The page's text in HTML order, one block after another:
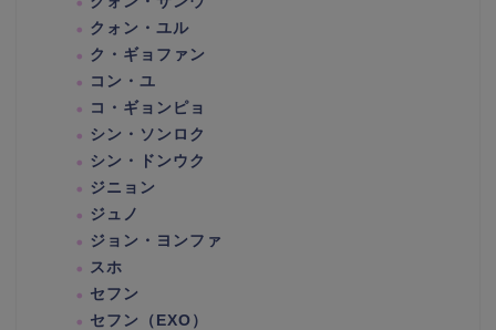
クォン・ユル
ク・ギョファン
コン・ユ
コ・ギョンピョ
シン・ソンロク
シン・ドンウク
ジニョン
ジュノ
ジョン・ヨンファ
スホ
セフン
セフン（EXO）